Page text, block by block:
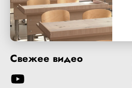
Свежее видео